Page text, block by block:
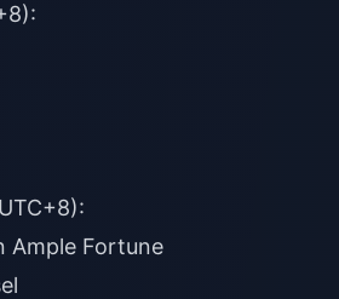
Ample Fortune